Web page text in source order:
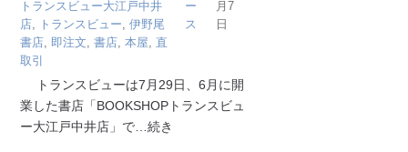
トランスビュー大江戸中井
店
トランスビュー ,伊野尾
書店 即注文 ,書店 ,本屋
直
取引
ー
ス
月7
日
トランスビューは7月29日、6月に開
業した書店「BOOKSHOPトランスビュ
ー大江戸中井店」で …続き